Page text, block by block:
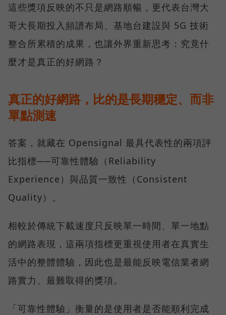
這些獎項反映的不只是網路順暢，更代表台灣大
哥大長期投入頻譜布局、基地台建設與 5G 技術
整合所累積的成果，也讓外界重新思考：究竟什
麼才是真正的好網路？
真正的好網路，比的是長期穩定、而非
單點測速
答案，就藏在 Opensignal 最具代表性的兩項評
比指標──可靠性體驗（Reliability
Experience）與品質一致性（Consistent
Quality）。
相較於傳統下載速度只反映單一時間、單一地點
的網路表現，這兩項指標更重視使用者在真實生
活中的整體體驗，因此也是最能反映電信業者網
路實力、最難取得的獎項。
「可靠性體驗」衡量的是使用者是否能順利完成